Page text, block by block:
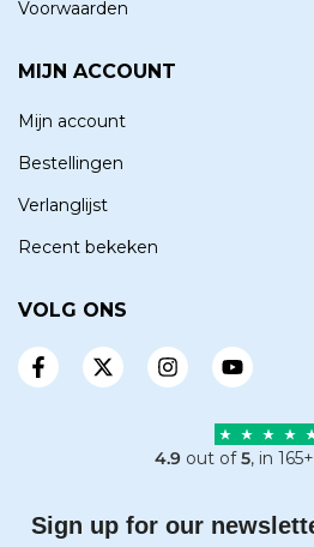
Voorwaarden
MIJN ACCOUNT
Mijn account
Bestellingen
Verlanglijst
Recent bekeken
VOLG ONS
4.9 out of5, in
Sign up for our